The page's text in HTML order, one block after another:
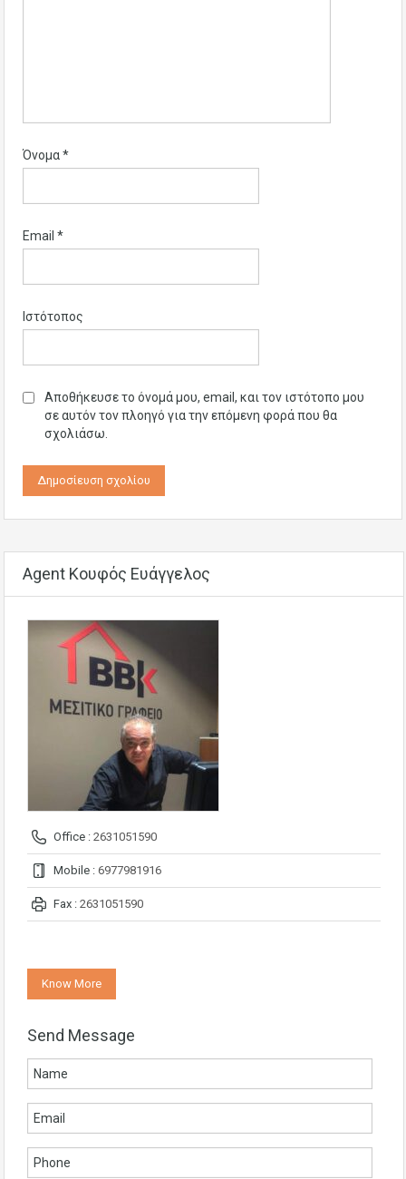
Όνομα*
Email *
Ιστότοπος
Αποθήκευσε το όνομά μου, email, και τον ιστότοπο μου
σε αυτόν τον πλοηγό για την επόμενη φορά που θα
σχολιάσω.
Agent Κουφός Ευάγγελος
Office : 2631051590
Mobile : 6977981916
Fax : 2631051590
Know More
Send Message